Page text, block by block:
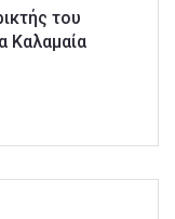
του
Καλαμαία